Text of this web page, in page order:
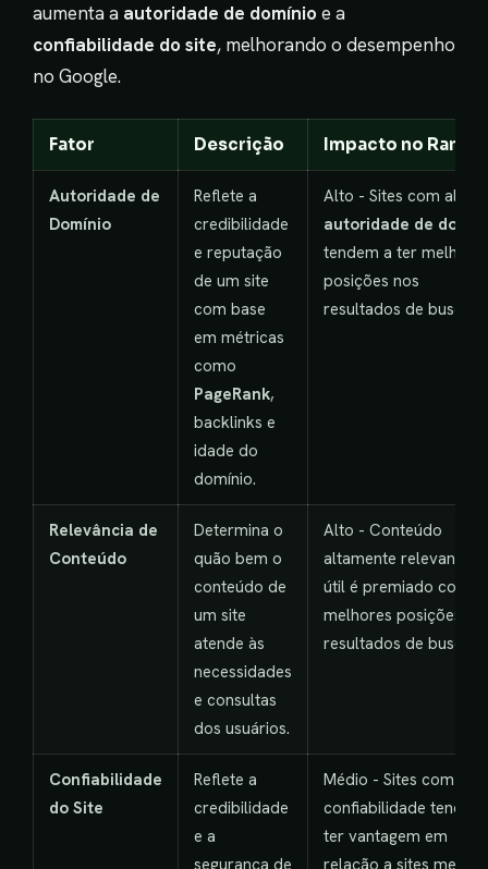
aumenta a autoridade de domínio e a
confiabilidade do site, melhorando o desempenho
no Google.
Fator Descrição Impacto no
Autoridade de
Domínio
Reflete a
credibilidade
e reputação
de um site
com base
em métricas
como
PageRank,
backlinks e
idade do
domínio.
Alto - Sites com alta
autoridade de
tendem a ter
posições nos
resultados de busca.
Relevância de
Conteúdo
Determina o
quão bem o
conteúdo de
um site
atende às
necessidades
e consultas
dos usuários.
Alto - Conteúdo
altamente relevante e
útil é premiado com
melhores posições
resultados de busca.
Confiabilidade
do Site
Reflete a
credibilidade
e a
Médio - Sites com alta
confiabilidade
ter vantagem em